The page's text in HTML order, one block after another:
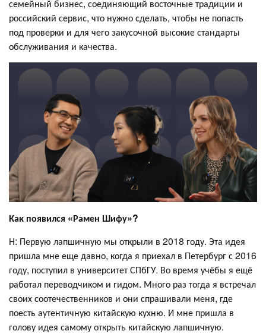
семейный бизнес, соединяющий восточные традиции и
российский сервис, что нужно сделать, чтобы не попасть
под проверки и для чего закусочной высокие стандарты
обслуживания и качества.
Как появился «Рамен Шифу»?
Н: Первую лапшичную мы открыли в 2018 году. Эта идея
пришла мне еще давно, когда я приехал в Петербург с 2016
году, поступил в университет СПбГУ. Во время учёбы я ещё
работал переводчиком и гидом. Много раз тогда я встречал
своих соотечественников и они спрашивали меня, где
поесть аутентичную китайскую кухню. И мне пришла в
голову идея самому открыть китайскую лапшичную.